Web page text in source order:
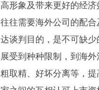
高形象及带来更好的经
往往需要海外公司的配
达谈判目的，是不可缺
展受到种种限制，到海
粗取精、好坏分离等，